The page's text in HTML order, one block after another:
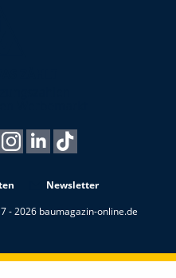
Newsletter
- 2026 baumagazin-online.de